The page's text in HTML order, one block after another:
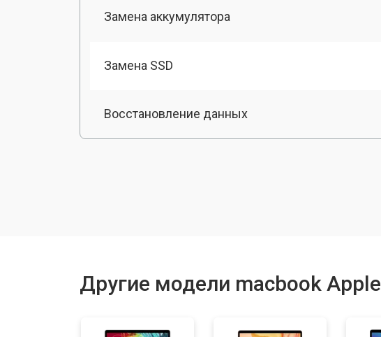
Замена аккумулятора
Замена SSD
Восстановление данных
Другие модели macbook Apple